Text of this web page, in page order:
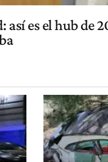
es el hub de